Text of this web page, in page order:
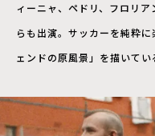
ィーニャ、ペドリ、フロリ
らも出演。サッカーを純粋
ェンドの原風景」を描いてい